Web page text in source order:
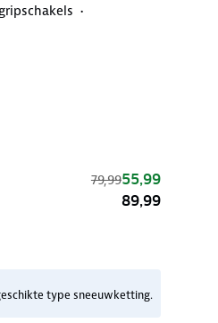
79,9955,99
89,99
type sneeuwketting.